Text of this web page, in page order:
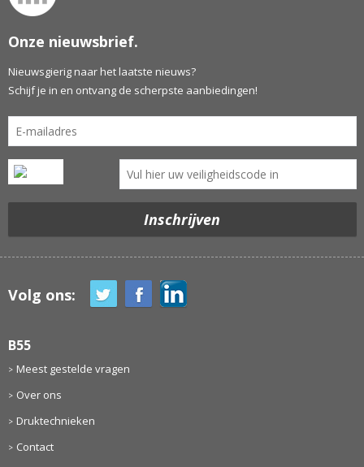
Onze nieuwsbrief.
Nieuwsgierig naar het laatste nieuws?
Schijf je in en ontvang de scherpste aanbiedingen!
Volg ons:
B55
Meest gestelde vragen
Over ons
Druktechnieken
Contact